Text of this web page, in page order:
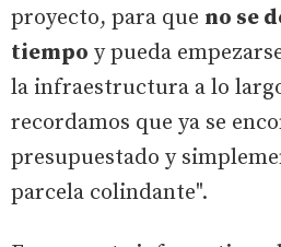
proyecto, para que no se
tiempo y pueda
la infraestructura a lo
recordamos que ya se
presupuestado y
parcela colindante".